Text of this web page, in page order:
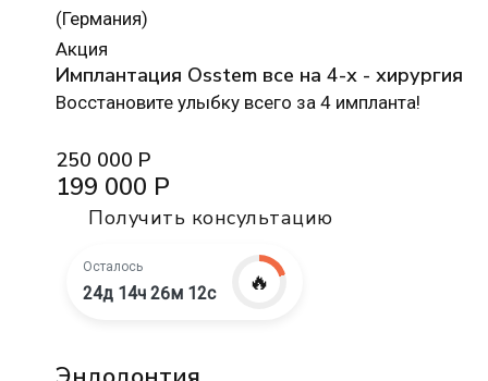
(Германия)
Акция
Имплантация Osstem все на 4-х - хирургия
Восстановите улыбку всего за 4 импланта!
250 000 Р
199 000 Р
Получить консультацию
Осталось
24д 14ч 26м 10с 🔥